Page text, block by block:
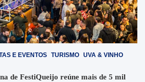
E EVENTOS TURISMO UVA & VINHO
de FestiQueijo reúne mais de 5 mil